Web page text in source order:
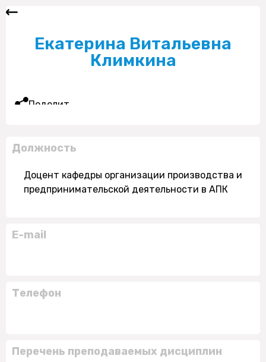
Екатерина Витальевна
Климкина
Поделиться
Должность
Доцент кафедры организации производства и
предпринимательской деятельности в АПК
E-mail
Телефон
Перечень преподаваемых дисциплин